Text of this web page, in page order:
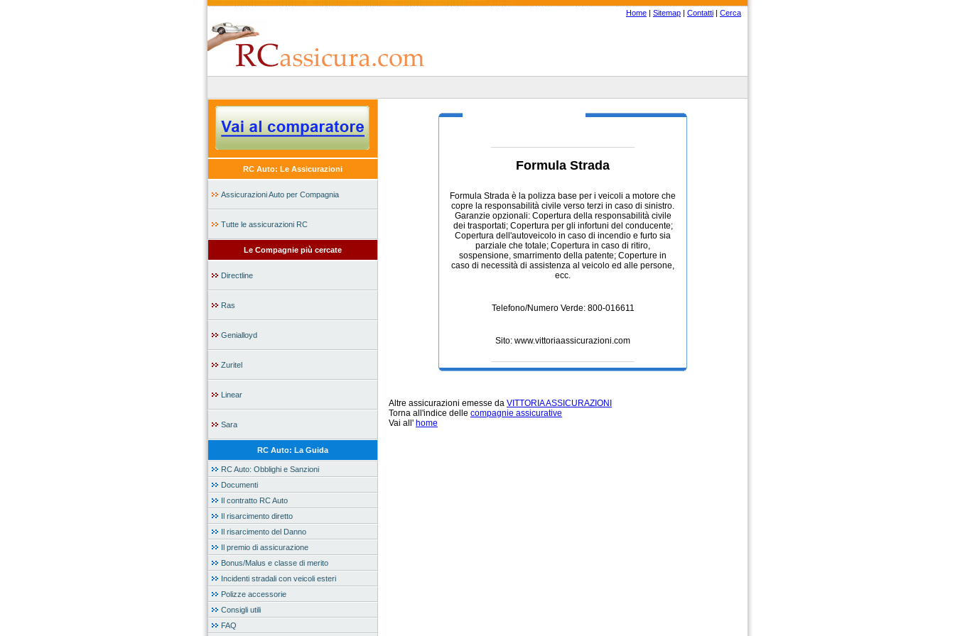
Home | Sitemap | Contatti | Cerca
RC Auto: Le Assicurazioni
Assicurazioni Auto per Compagnia
Tutte le assicurazioni RC
Le Compagnie più cercate
Directline
Ras
Genialloyd
Zuritel
Linear
Sara
RC Auto: La Guida
RC Auto: Obblighi e Sanzioni
Documenti
Il contratto RC Auto
Il risarcimento diretto
Il risarcimento del Danno
Il premio di assicurazione
Bonus/Malus e classe di merito
Incidenti stradali con veicoli esteri
Polizze accessorie
Consigli utili
FAQ
Formula Strada
Formula Strada è la polizza base per i veicoli a motore che
copre la responsabilità civile verso terzi in caso di sinistro.
Garanzie opzionali: Copertura della responsabilità civile
dei trasportati; Copertura per gli infortuni del conducente;
Copertura dell'autoveicolo in caso di incendio e furto sia
parziale che totale; Copertura in caso di ritiro,
sospensione, smarrimento della patente; Coperture in
caso di necessità di assistenza al veicolo ed alle persone,
ecc.
Telefono/Numero Verde: 800-016611
Sito: www.vittoriaassicurazioni.com
Altre assicurazioni emesse da VITTORIA ASSICURAZIONI
Torna all'indice delle compagnie assicurative
Vai all' home